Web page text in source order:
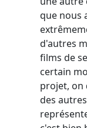
que nous
d'autres
films de
certain
projet, on
des